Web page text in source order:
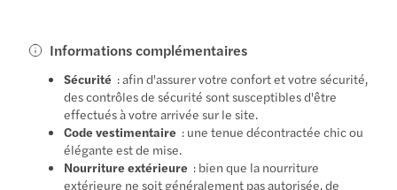
Informations complémentaires
Sécurité : afin d'assurer votre confort et votre sécurité,
des contrôles de sécurité sont susceptibles d'être
effectués à votre arrivée sur le site.
Code vestimentaire : une tenue décontractée chic ou
élégante est de mise.
Nourriture extérieure : bien que la nourriture
extérieure ne soit généralement pas autorisée, de